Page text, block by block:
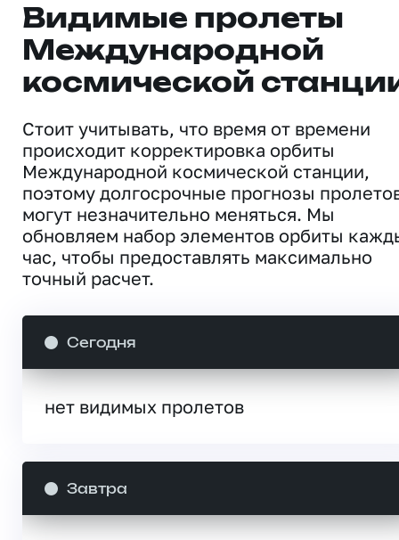
Видимые пролеты
Международной
космической
Стоит учитывать, что время от времени
происходит корректировка орбиты
Международной космической станции,
поэтому долгосрочные прогнозы
могут незначительно меняться. Мы
обновляем набор элементов орбиты
час, чтобы предоставлять максимально
точный расчет.
Сегодня
нет видимых пролетов
Завтра